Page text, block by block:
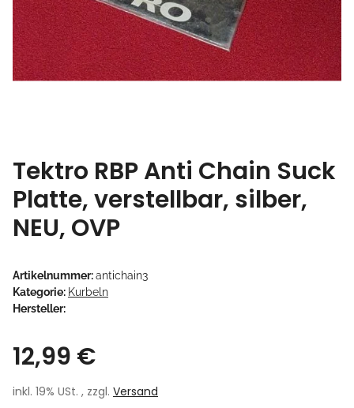
Tektro RBP Anti Chain Suck
Platte, verstellbar, silber,
NEU, OVP
Artikelnummer:antichain3
Kategorie: Kurbeln
Hersteller:
12,99 €
inkl. 19% USt. , zzgl. Versand